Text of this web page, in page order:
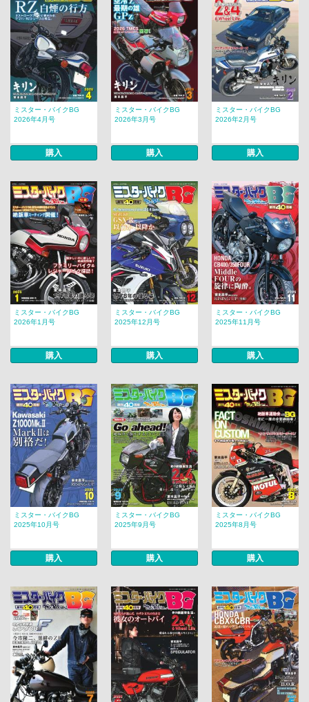
ミスター・バイクBG
2026年4月号
購入
ミスター・バイクBG
2026年3月号
購入
ミスター・バイクBG
2026年2月号
購入
ミスター・バイクBG
2026年1月号
購入
ミスター・バイクBG
2025年12月号
購入
ミスター・バイクBG
2025年11月号
購入
ミスター・バイクBG
2025年10月号
購入
ミスター・バイクBG
2025年9月号
購入
ミスター・バイクBG
2025年8月号
購入